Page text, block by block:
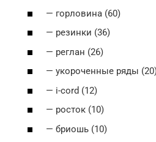
— горловина (60)
— резинки (36)
— реглан (26)
— укороченные ряды
— i-cord (12)
— росток (10)
— бриошь (10)